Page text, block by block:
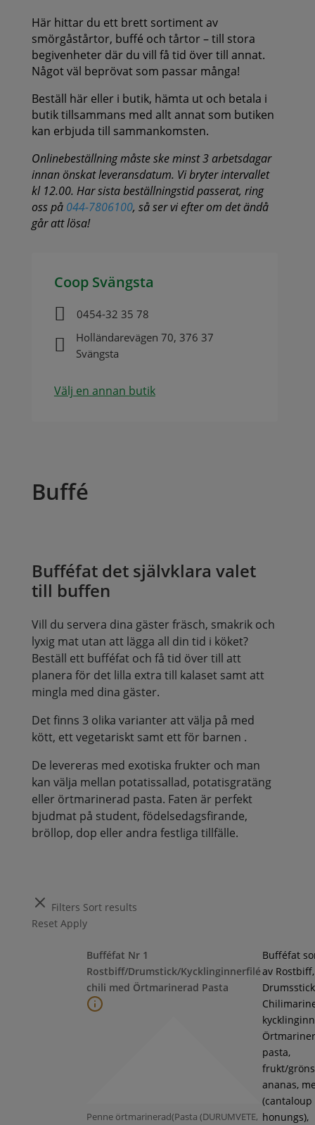
Här hittar du ett brett sortiment av
smörgåstårtor, buffé och tårtor – till stora
begivenheter där du vill få tid över till annat.
Något väl beprövat som passar många!
Beställ här eller i butik, hämta ut och betala i
butik tillsammans med allt annat som butiken
kan erbjuda till sammankomsten.
Onlinebeställning måste ske minst 3 arbetsdagar
innan önskat leveransdatum. Vi bryter intervallet
kl 12.00. Har sista beställningstid passerat, ring
oss på 044-7806100, så ser vi efter om det ändå
går att lösa!
Coop Svängsta
 0454-32 35 78

Holländarevägen 70, 376 37
Svängsta
Välj en annan butik
Buffé
Bufféfat det självklara valet
till buffen
Vill du servera dina gäster fräsch, smakrik och
lyxig mat utan att lägga all din tid i köket?
Beställ ett bufféfat och få tid över till att
planera för det lilla extra till kalaset samt att
mingla med dina gäster.
Det finns 3 olika varianter att välja på med
kött, ett vegetariskt samt ett för barnen .
De levereras med exotiska frukter och man
kan välja mellan potatissallad, potatisgratäng
eller örtmarinerad pasta. Faten är perfekt
bjudmat på student, födelsedagsfirande,
bröllop, dop eller andra festliga tillfälle.
Filters Sort results
Reset Apply
Bufféfat Nr 1
Rostbiff/Drumstick/Kycklinginnerfilé
chili med Örtmarinerad Pasta
Penne örtmarinerad(Pasta (DURUMVETE,
Bufféfat
av Rostbiff,
pasta,
frukt/
ananas,
(cantaloup
honungs),